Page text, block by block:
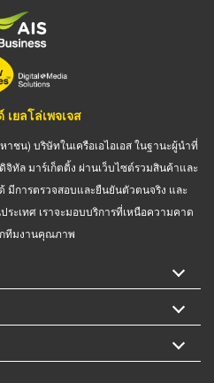
ยลโล่เพจเจส
ชน) บริษัทในเครือเอไอเอส ในฐานะผู้นำที่
ล มาร์เก็ตติ้ง ผ่านเว็บไซต์รวมสินค้าและ
มีการตรวจสอบและยืนยันตัวตนจริง และ
ะเทศ เราจะมอบบริการที่เหนือความคาด
ทีมงานคุณภาพ